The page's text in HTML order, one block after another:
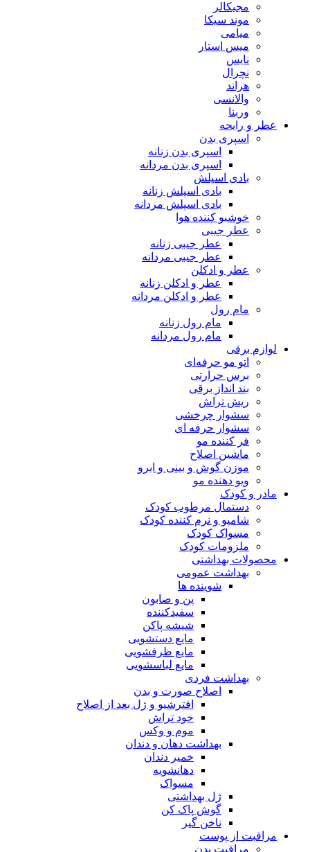
مجیکالر
موند سیکا
میامی
میس استار
نایس
نچرال
هراند
والانسی
وربنا
عطر و رایحه
اسپری بدن
اسپری بدن زنانه
اسپری بدن مردانه
بادی اسپلش
بادی اسپلش زنانه
بادی اسپلش مردانه
خوشبو کننده هوا
عطر جیبی
عطر جیبی زنانه
عطر جیبی مردانه
عطر و ادکلن
عطر و ادکلن زنانه
عطر و ادکلن مردانه
مام رول
مام رول زنانه
مام رول مردانه
لوازم برقی
اتو مو حرفه‌ای
برس حرارتی
بند انداز برقی
ریش تراش
سشوار چرخشی
سشوار حرفه ای
فر کننده‌ مو
ماشین اصلاح
موزن گوش و بینی و ابرو
ویو دهنده مو
مادر و کودک
دستمال مرطوب کودک
شامپو و نرم کننده کودک
مسواک کودک
ملزومات کودک
محصولات بهداشتی
بهداشت عمومی
شوینده ها
پن و صابون
سفیدکننده
شیشه پاکن
مایع دستشویی
مایع ظرفشویی
مایع لباسشویی
بهداشت فردی
اصلاح صورت و بدن
افترشیو و ژل بعد از اصلاح
خود تراش
موم و وکس
بهداشت دهان و دندان
خمیر دندان
دهانشویه
مسواک
ژل بهداشتی
گوش پاک کن
ناخن گیر
مراقبت از پوست
مراقبت بدن